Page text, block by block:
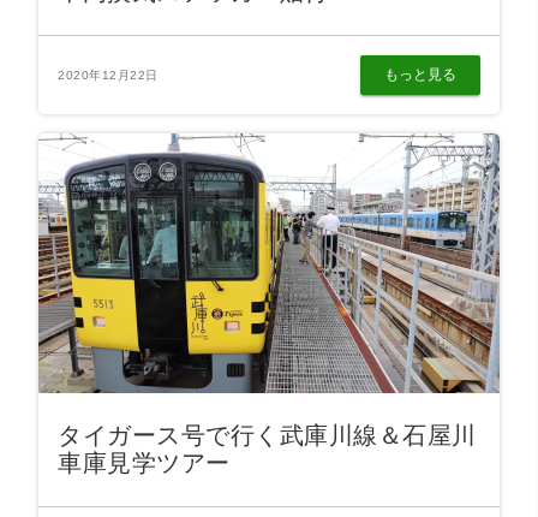
2020年12月22日 もっと見る
タイガース号で行く武庫川線＆石屋川
車庫見学ツアー